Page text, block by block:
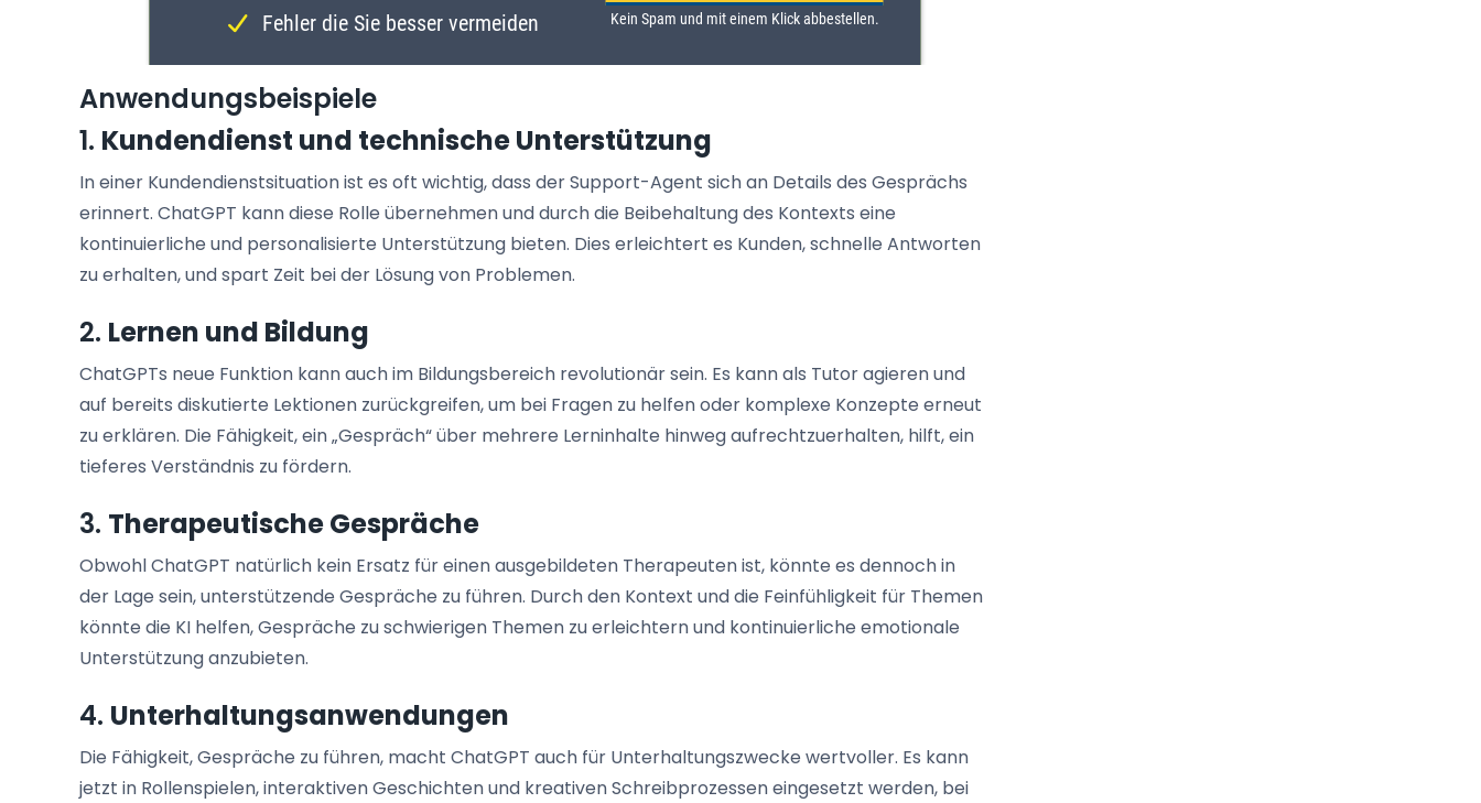
Anwendungsbeispiele
1. Kundendienst und technische Unterstützung
In einer Kundendienstsituation ist es oft wichtig, dass der Support-Agent sich an Details des Gesprächs
erinnert. ChatGPT kann diese Rolle übernehmen und durch die Beibehaltung des Kontexts eine
kontinuierliche und personalisierte Unterstützung bieten. Dies erleichtert es Kunden, schnelle Antworten
zu erhalten, und spart Zeit bei der Lösung von Problemen.
2. Lernen und Bildung
ChatGPTs neue Funktion kann auch im Bildungsbereich revolutionär sein. Es kann als Tutor agieren und
auf bereits diskutierte Lektionen zurückgreifen, um bei Fragen zu helfen oder komplexe Konzepte erneut
zu erklären. Die Fähigkeit, ein „Gespräch“ über mehrere Lerninhalte hinweg aufrechtzuerhalten, hilft, ein
tieferes Verständnis zu fördern.
3. Therapeutische Gespräche
Obwohl ChatGPT natürlich kein Ersatz für einen ausgebildeten Therapeuten ist, könnte es dennoch in
der Lage sein, unterstützende Gespräche zu führen. Durch den Kontext und die Feinfühligkeit für Themen
könnte die KI helfen, Gespräche zu schwierigen Themen zu erleichtern und kontinuierliche emotionale
Unterstützung anzubieten.
4. Unterhaltungsanwendungen
Die Fähigkeit, Gespräche zu führen, macht ChatGPT auch für Unterhaltungszwecke wertvoller. Es kann
jetzt in Rollenspielen, interaktiven Geschichten und kreativen Schreibprozessen eingesetzt werden, bei